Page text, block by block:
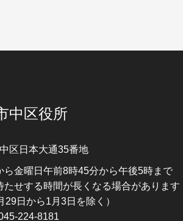
中区役所
区日本大通35番地
ら金曜日午前8時45分から午後5時まで
せする時間が長くなる場合があります
29日から1月3日を除く）
224-8181